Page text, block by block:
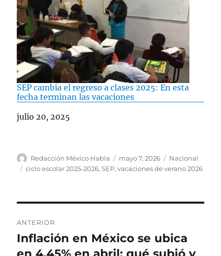
SEP cambia el regreso a clases 2025: En esta
fecha terminan las vacaciones
Fecha
julio 20, 2025
A
u
Redacción México Habla
P
u
o
e
mayo 7, 2026
C
a
a
s
Nacional
E
e
a
s
ciclo escolar 2025-2026,SEP,vacaciones de verano 2026
a
ANTERIOR
E
n
Inflación en México se ubica